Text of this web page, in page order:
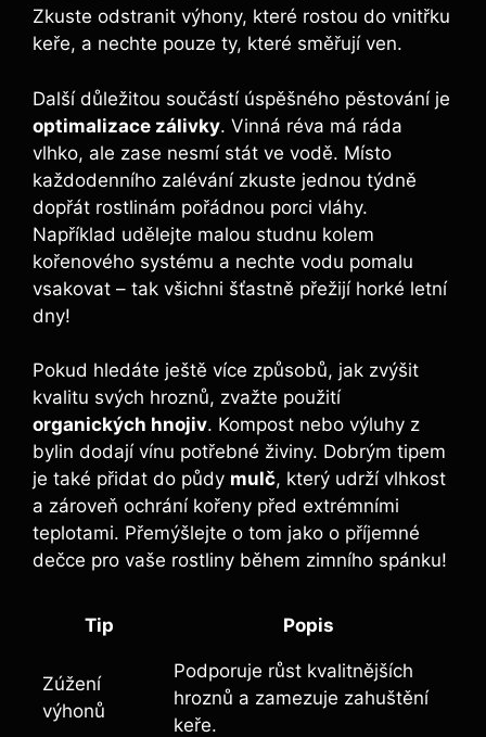
Zkuste odstranit výhony, které rostou⁤ do vnitřku
keře,⁣ a⁤ nechte pouze ty, které směřují ven.
Další důležitou součástí úspěšného pěstování je⁢
optimalizace zálivky. ‌Vinná réva má‍ ráda
vlhko, ale ​zase nesmí stát ve vodě. Místo
každodenního zalévání ‌zkuste jednou týdně
dopřát rostlinám pořádnou porci vláhy.
Například udělejte malou studnu kolem
kořenového ⁤systému a nechte vodu pomalu
vsakovat – tak všichni šťastně přežijí horké letní
dny!
Pokud hledáte ještě více způsobů, jak zvýšit
kvalitu svých hroznů, zvažte použití
organických hnojiv. Kompost nebo výluhy⁣ z
bylin dodají vínu potřebné živiny. Dobrým tipem
je také přidat do půdy mulč, který udrží vlhkost
a zároveň ochrání kořeny před extrémními
teplotami.‌ Přemýšlejte o tom jako o ⁢příjemné
dečce pro⁤ vaše rostliny během zimního spánku!
Tip Popis
Zúžení
výhonů
Podporuje růst kvalitnějších
hroznů a zamezuje zahuštění
keře.